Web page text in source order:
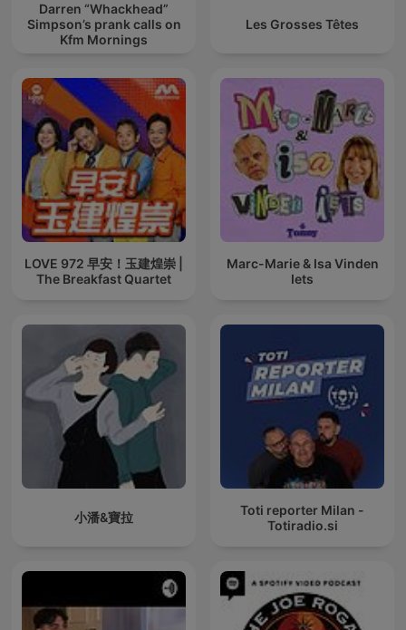
Darren “Whackhead”
Simpson’s prank calls on
Kfm Mornings
Les Grosses Têtes
LOVE 972 早安！玉建煌崇 |
The Breakfast Quartet
Marc-Marie & Isa Vinden
Iets
小潘&寶拉
Toti reporter Milan -
Totiradio.si